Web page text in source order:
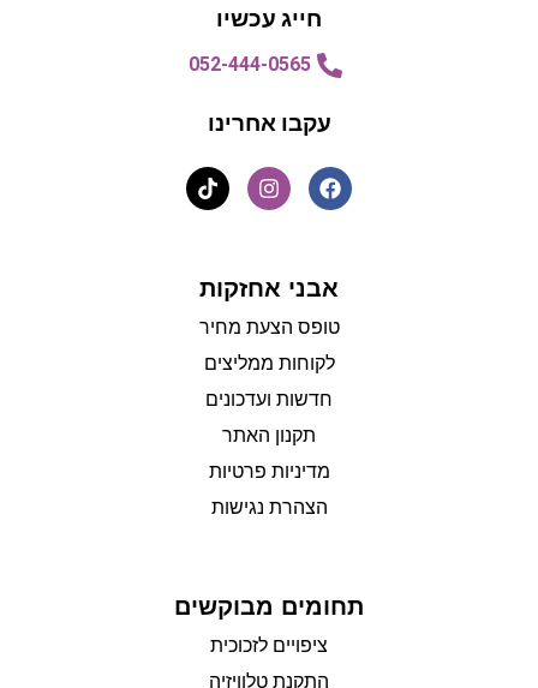
חייג עכשיו
052-444-0565
עקבו אחרינו
אבני אחזקות
טופס הצעת מחיר
לקוחות ממליצים
חדשות ועדכונים
תקנון האתר
מדיניות פרטיות
הצהרת נגישות
תחומים מבוקשים
ציפויים לזכוכית
התקנת טלוויזיה